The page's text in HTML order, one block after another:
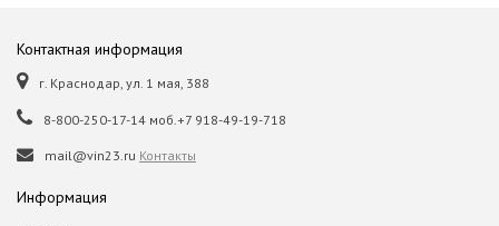
Контактная информация
г. Краснодар, ул. 1 мая, 388
8-800-250-17-14 моб.+7 918-49-19-718
mail@vin23.ru Контакты
Информация